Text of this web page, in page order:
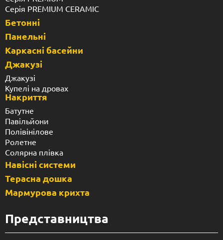
Серія PREMIUM CERAMIC
Бетонні
Панельні
Каркасні басейни
Джакузі
Джакузі
Купелі на дровах
Накриття
Батутне
Павільйони
Полівінілове
Ролетне
Солярна плівка
Навісні системи
Терасна дошка
Мармурова крихта
Представництва